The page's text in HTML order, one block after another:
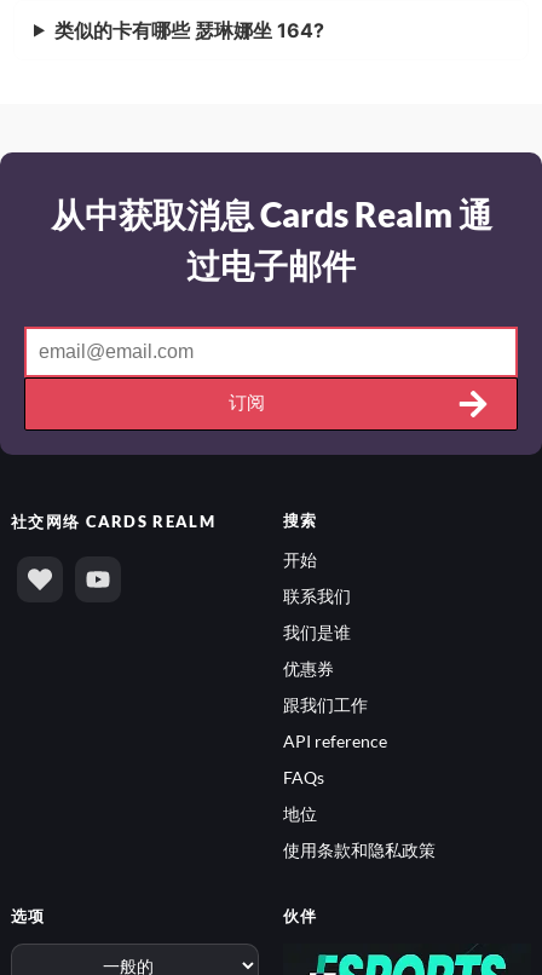
类似的卡有哪些 瑟琳娜坐 164?
从中获取消息 Cards Realm 通
过电子邮件
订阅
社交网络 CARDS REALM 搜索
开始
联系我们
我们是谁
优惠券
跟我们工作
API reference
FAQs
地位
使用条款和隐私政策
选项 伙伴